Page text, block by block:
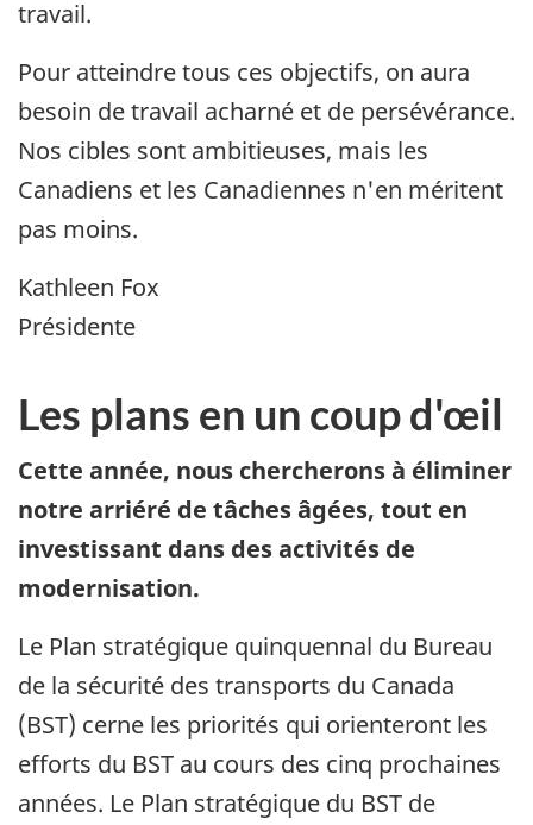
travail.
Pour atteindre tous ces objectifs, on aura
besoin de travail acharné et de persévérance.
Nos cibles sont ambitieuses, mais les
Canadiens et les Canadiennes n'en méritent
pas moins.
Kathleen Fox
Présidente
Les plans en un coup d'œil
Cette année, nous chercherons à éliminer
notre arriéré de tâches âgées, tout en
investissant dans des activités de
modernisation.
Le Plan stratégique quinquennal du Bureau
de la sécurité des transports du Canada
(BST) cerne les priorités qui orienteront les
efforts du BST au cours des cinq prochaines
années. Le Plan stratégique du BST de